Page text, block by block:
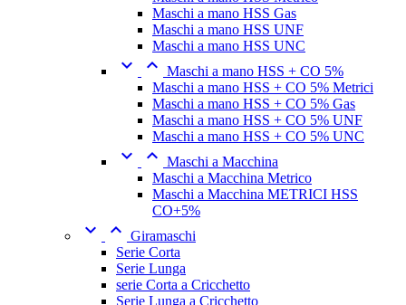
Maschi a mano HSS Gas
Maschi a mano HSS UNF
Maschi a mano HSS UNC
  Maschi a mano HSS + CO 5%
Maschi a mano HSS + CO 5% Metrici
Maschi a mano HSS + CO 5% Gas
Maschi a mano HSS + CO 5% UNF
Maschi a mano HSS + CO 5% UNC
  Maschi a Macchina
Maschi a Macchina Metrico
Maschi a Macchina METRICI HSS
CO+5%
  Giramaschi
Serie Corta
Serie Lunga
serie Corta a Cricchetto
Serie Lunga a Cricchetto